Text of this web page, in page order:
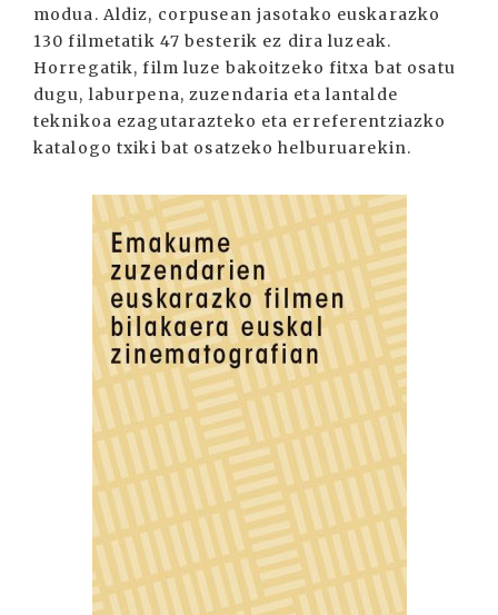
modua. Aldiz, corpusean jasotako euskarazko
130 filmetatik 47 besterik ez dira luzeak.
Horregatik, film luze bakoitzeko fitxa bat osatu
dugu, laburpena, zuzendaria eta lantalde
teknikoa ezagutarazteko eta erreferentziazko
katalogo txiki bat osatzeko helburuarekin.